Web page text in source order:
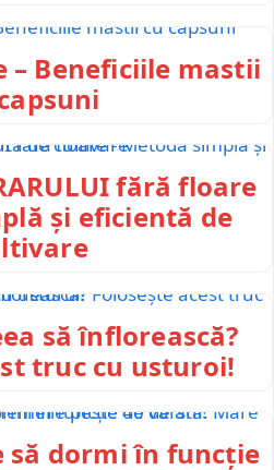
– Beneficiile mastii
fără floare
și eficientă de
să înflorească?
truc cu usturoi!
dormi în funcție